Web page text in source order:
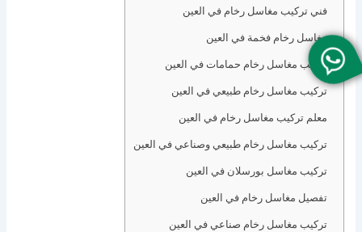
فني تركيب مغاسل رخام في العين
مغاسل رخام فخمة في العين
تركيب مغاسل رخام حمامات في العين
تركيب مغاسل رخام طبيعي في العين
معلم تركيب مغاسل رخام في العين
تركيب مغاسل رخام طبيعي وصناعي في العين
تركيب مغاسل بورسلان في العين
تفصيل مغاسل رخام في العين
تركيب مغاسل رخام صناعي في العين